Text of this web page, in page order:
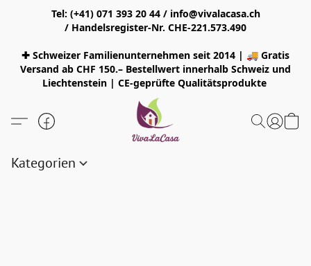
Tel: (+41) 071 393 20 44 / info@vivalacasa.ch
/ Handelsregister-Nr. CHE-221.573.490
✚ Schweizer Familienunternehmen seit 2014 | 🚚 Gratis
Versand ab CHF 150.– Bestellwert innerhalb Schweiz und
Liechtenstein | CE-geprüfte Qualitätsprodukte
Kategorien